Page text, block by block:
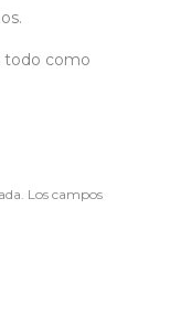
todo como
Los campos